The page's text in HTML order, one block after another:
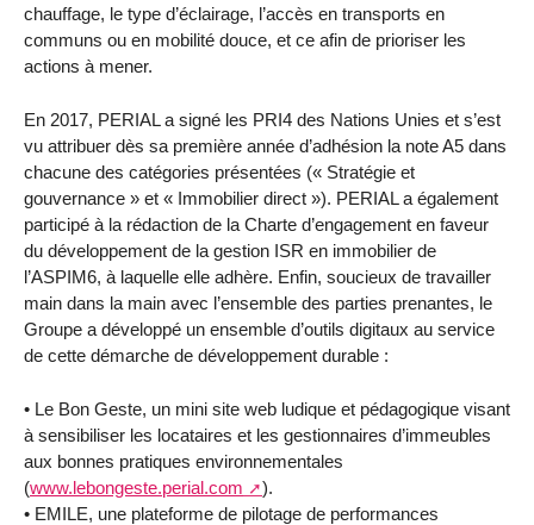
chauffage, le type d’éclairage, l’accès en transports en
communs ou en mobilité douce, et ce afin de prioriser les
actions à mener.
En 2017, PERIAL a signé les PRI4 des Nations Unies et s’est
vu attribuer dès sa première année d’adhésion la note A5 dans
chacune des catégories présentées (« Stratégie et
gouvernance » et « Immobilier direct »). PERIAL a également
participé à la rédaction de la Charte d’engagement en faveur
du développement de la gestion ISR en immobilier de
l’ASPIM6, à laquelle elle adhère. Enfin, soucieux de travailler
main dans la main avec l’ensemble des parties prenantes, le
Groupe a développé un ensemble d’outils digitaux au service
de cette démarche de développement durable :
• Le Bon Geste, un mini site web ludique et pédagogique visant
à sensibiliser les locataires et les gestionnaires d’immeubles
aux bonnes pratiques environnementales
(www.lebongeste.perial.com
).
• EMILE, une plateforme de pilotage de performances